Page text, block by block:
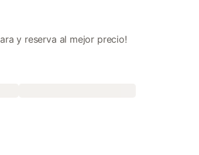
y reserva al mejor precio!